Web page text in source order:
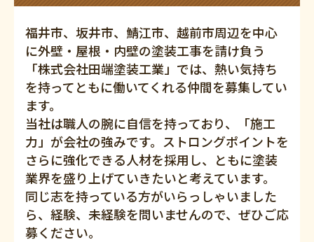
福井市、坂井市、鯖江市、越前市周辺を中心
に外壁・屋根・内壁の塗装工事を請け負う
「株式会社田端塗装工業」では、熱い気持ち
を持ってともに働いてくれる仲間を募集してい
ます。
当社は職人の腕に自信を持っており、「施工
力」が会社の強みです。ストロングポイントを
さらに強化できる人材を採用し、ともに塗装
業界を盛り上げていきたいと考えています。
同じ志を持っている方がいらっしゃいました
ら、経験、未経験を問いませんので、ぜひご応
募ください。